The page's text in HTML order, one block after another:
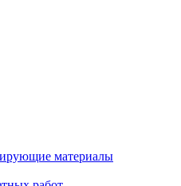
материалы